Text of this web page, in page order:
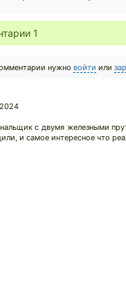
1
нужно войти или
с двумя железными
и самое интересное что